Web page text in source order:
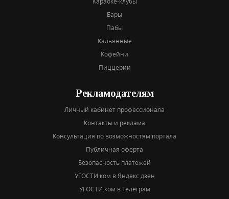
Бары
Пабы
Кальянные
Кофейни
Пиццерии
Рекламодателям
Личный кабинет профессионала
Контакты и реклама
Консультация по возможностям портала
Публичная оферта
Безопасность платежей
УГОСТИ.ком в Яндекс дзен
УГОСТИ.ком в Телеграм